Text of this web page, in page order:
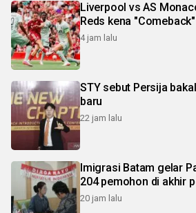
Liverpool vs AS
Reds kena "Comeback"
4 jam lalu
STY sebut Persija
baru
22 jam lalu
Imigrasi Batam gelar
204 pemohon di akhir
20 jam lalu